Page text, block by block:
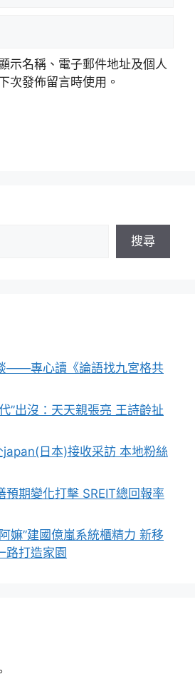
示名稱、電子郵件地址及個人
次發佈留言時使用。
搜尋
——專心讀《論語找九宮格共
”出沒：天天親張亮 王詩齡扯
日本)接收采訪 本地粉絲
預期變化打擊 SREIT總回報率
嫲”建國億嵐系統櫃精力 新移
路打造家園